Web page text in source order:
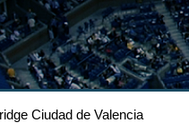
Ciudad de Valencia